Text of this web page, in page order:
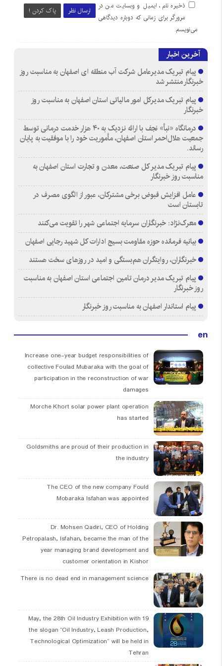
ارسال نظر پاک کردن !
ذخیره نام، ایمیل و وبسایت من در
مرورگر برای زمانی که دوباره دیدگاهی
می‌نویسم.
آخرین اخبار
پیام تبریک مدیرعامل شرکت آب منطقه ای اصفهان به مناسبت روز
خبرنگار منتشر شد
پیام تبریک مدیرکل امور مالیاتی استان اصفهان به مناسبت روز
خبرنگار
درمانگاه «نبأ» نجف با ارائه نزدیک به ۴۰ هزار خدمت درمانی توسط
جمعیت هلال‌احمر استان اصفهان، مأموریت خود را با موفقیت به پایان
رساند.
پیام تبریک مدیر کل صنعت، معدن و تجارت استان اصفهان به
مناسبت روز خبرنگار
عامل افزایش قبوض برخی مشترکان، عبور از الگوی مصرف در
تابستان است
معرک‌نژاد: خبرنگاران سرمایه اجتماعی شهر را تقویت می‌کنند
بیانیه فرمانده حوزه مقاومت بسیج ادارات کل شهید رجایی اصفهان
خبرنگاران، روایتگران هم‌بستگی و امید در روزهای سخت هستند
پیام تبریک مدیر درمان تامین اجتماعی استان اصفهان به مناسبت
روز خبرنگار
پیام استاندار اصفهان به مناسبت روز خبرنگار
en
Increase one-year budget responsibilities of
collective Foulad Mubaraka with the goal of
participation in the reconstruction of war
damages
Morche Khort solar power plant operation
has started
Goldsmiths are proud of their production in
the industry
The CEO of the new company Fould
Mobaraka Isfahan was appointed
Dr. Mohsen Qadiri, CEO of Holding
Petropalash, Isfahan, became the man of the
year managing brand development and
customer orientation in Kishor
There is no dead end in management science
19 May, the 28th Oil Industry Exhibition with
the slogan “Oil Industry, Leash Production,
Technological Optimization” will be held in
Tehran